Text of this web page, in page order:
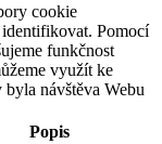
cookie
Pomocí
funkčnost
využít ke
návštěva Webu
Popis